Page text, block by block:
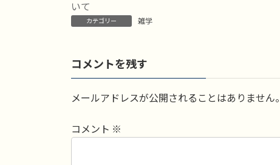
いて
カテゴリー 雑学
コメントを残す
メールアドレスが公開されることはありません。
コメント ※